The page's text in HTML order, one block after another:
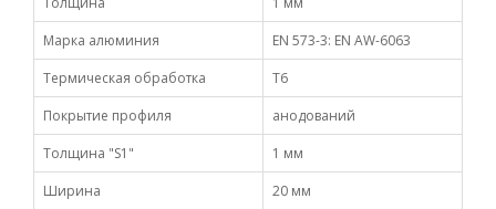
Марка алюминия
EN 573-3: EN AW-6063
Термическая обработка
Т6
Покрытие профиля
анодований
Толщина "S1"
1 мм
Ширина
20 мм